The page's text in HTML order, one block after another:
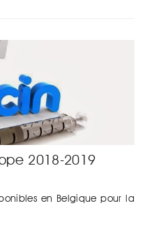
2018-2019
en Belgique pour la